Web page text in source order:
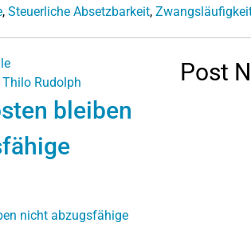
, Steuerliche Absetzbarkeit,
Thilo Rudolph
bleiben
Post